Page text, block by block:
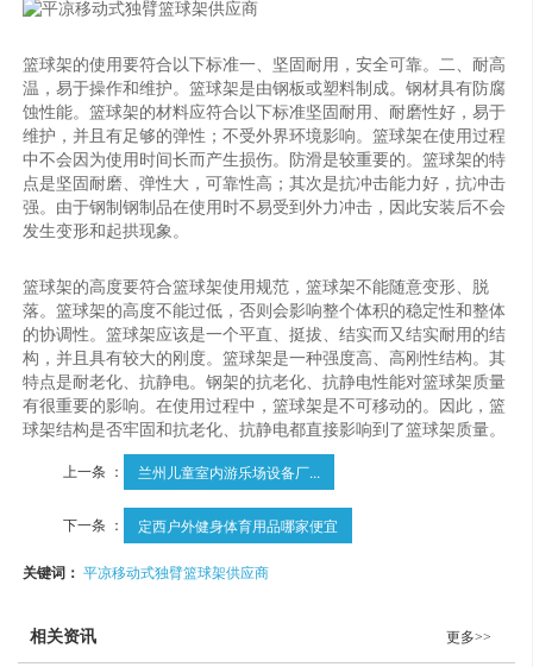
篮球架的使用要符合以下标准一、坚固耐用，安全可靠。二、耐高
温，易于操作和维护。篮球架是由钢板或塑料制成。钢材具有防腐
蚀性能。篮球架的材料应符合以下标准坚固耐用、耐磨性好，易于
维护，并且有足够的弹性；不受外界环境影响。篮球架在使用过程
中不会因为使用时间长而产生损伤。防滑是较重要的。篮球架的特
点是坚固耐磨、弹性大，可靠性高；其次是抗冲击能力好，抗冲击
强。由于钢制钢制品在使用时不易受到外力冲击，因此安装后不会
发生变形和起拱现象。
篮球架的高度要符合篮球架使用规范，篮球架不能随意变形、脱
落。篮球架的高度不能过低，否则会影响整个体积的稳定性和整体
的协调性。篮球架应该是一个平直、挺拔、结实而又结实耐用的结
构，并且具有较大的刚度。篮球架是一种强度高、高刚性结构。其
特点是耐老化、抗静电。钢架的抗老化、抗静电性能对篮球架质量
有很重要的影响。在使用过程中，篮球架是不可移动的。因此，篮
球架结构是否牢固和抗老化、抗静电都直接影响到了篮球架质量。
上一条 ： 兰州儿童室内游乐场设备厂...
下一条 ： 定西户外健身体育用品哪家便宜
关键词：平凉移动式独臂篮球架供应商
相关资讯 更多>>